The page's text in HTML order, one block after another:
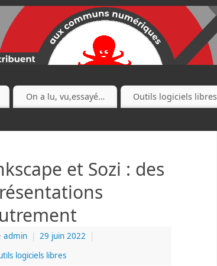
On a lu, vu,essayé… Outils logiciels libres
et Sozi : des
admin | 29 juin 2022
|
logiciels libres